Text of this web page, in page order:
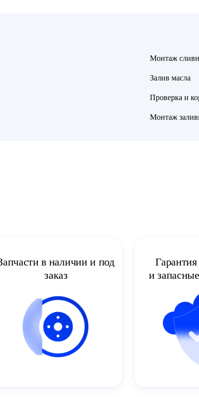
Монтаж
Залив масла
Проверка и
Монтаж
в наличии и под
заказ
и